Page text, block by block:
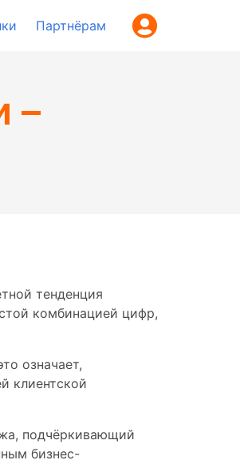
Партнёрам
–
тенденция
комбинацией цифр,
означает,
клиентской
подчёркивающий
бизнес-